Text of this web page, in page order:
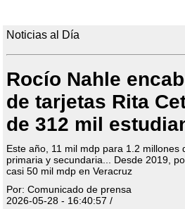
Noticias al Día
Rocío Nahle
de tarjetas Rita
de 312 mil
Este año, 11 mil mdp para 1.2 millones
primaria y secundaria... Desde 2019,
casi 50 mil mdp en Veracruz
Por: Comunicado de prensa
2026-05-28 - 16:40:57 /